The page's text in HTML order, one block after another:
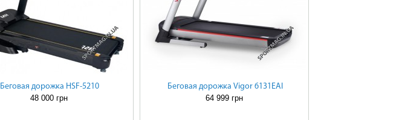
Беговая дорожка HSF-5210
48 000 грн
Беговая дорожка Vigor 6131EAI
64 999 грн